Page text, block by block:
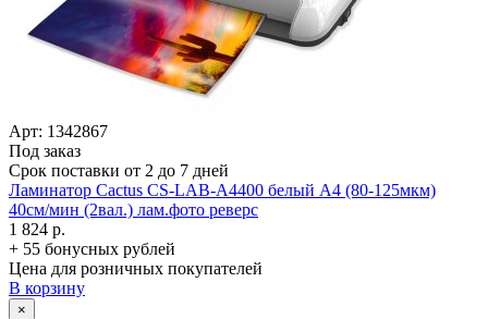
Арт: 1342867
Под заказ
Срок поставки от 2 до 7 дней
Ламинатор Cactus CS-LAB-A4400 белый A4 (80-125мкм)
40см/­мин (2вал.) лам.фото реверс
1 824 р.
+ 55 бонусных рублей
Цена для розничных покупателей
В корзину
×